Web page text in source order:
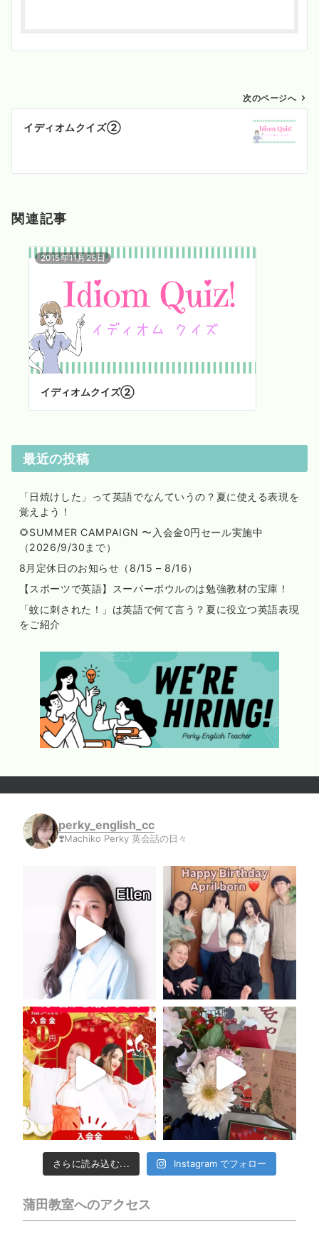
稿
ョ
次のページへ
イディオムクイズ②
関連記事
2015年11月25日
イディオムクイズ②
最近の投稿
「日焼けした」って英語でなんていうの？夏に使える表現を
覚えよう！
🌻SUMMER CAMPAIGN 〜入会金0円セール実施中
（2026/9/30まで）
8月定休日のお知らせ（8/15 – 8/16）
【スポーツで英語】スーパーボウルのは勉強教材の宝庫！
「蚊に刺された！」は英語で何て言う？夏に役立つ英語表現
をご紹介
perky_english_cc
❣️Machiko Perky 英会話の日々
さらに読み込む... Instagram でフォロー
蒲田教室へのアクセス